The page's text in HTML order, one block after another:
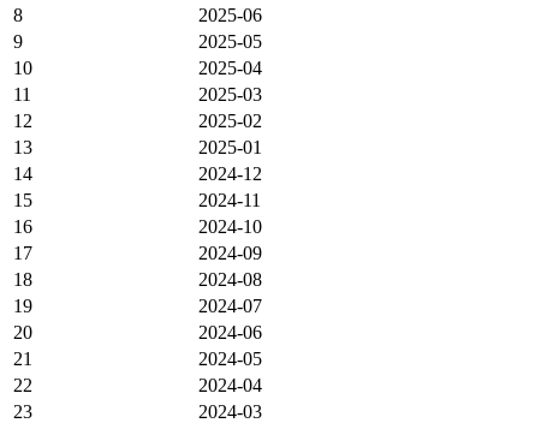
8
2025-06
9
2025-05
10
2025-04
11
2025-03
12
2025-02
13
2025-01
14
2024-12
15
2024-11
16
2024-10
17
2024-09
18
2024-08
19
2024-07
20
2024-06
21
2024-05
22
2024-04
23
2024-03